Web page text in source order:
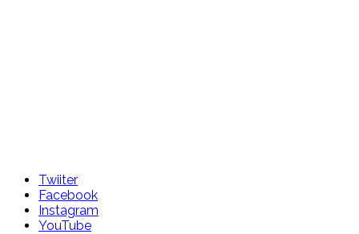
Twiiter
Facebook
Instagram
YouTube